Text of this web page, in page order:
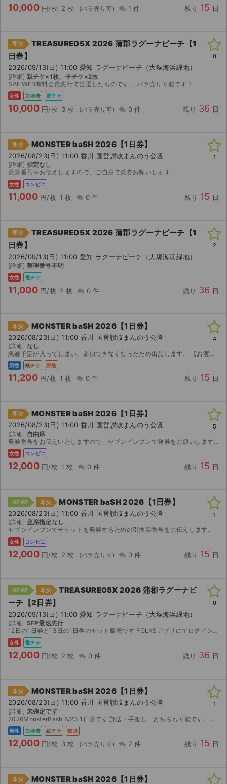
10,000 円/枚 2 枚 1 件 残り 15 日
即決
TREASURE05X 2026 蒲郡ラグーナビーチ【1
日券】
2026/09/13(日) 11:00 愛知 ラグーナビーチ（大塚海浜緑地）
[詳細] 親チケ×1枚、子チケ×2枚
SPF WEB有料会員先行で当選したものです。 バラ売り可能です！
女性 主催者 電チケ
10,000 円/枚 3 枚 0 件 残り 36 日
0
即決 MONSTER baSH 2026【1日券】
2026/08/23(日) 11:00 香川 国営讃岐まんのう公園
[詳細] 指定なし
発券番号をお伝えしますので、ご自身で発券お願いします
女性 コンビニ
11,000 円/枚 1 枚 0 件 残り 15 日
1
即決
TREASURE05X 2026 蒲郡ラグーナビーチ【1
日券】
2026/09/13(日) 11:00 愛知 ラグーナビーチ（大塚海浜緑地）
[詳細] 整理番号不明
女性 電チケ
11,000 円/枚 2 枚 0 件 残り 36 日
2
即決 MONSTER baSH 2026【1日券】
2026/08/23(日) 11:00 香川 国営讃岐まんのう公園
[詳細] なし
急遽予定が入ってしまい、参加できなくなったため出品します。 【お渡し方法】 紙チケットのため、ご入金確認後に郵送にて発送いたします。 【注意事項】 ・公演中止の場合のみ、手数料を...
男性 紙チケ 郵送
11,200 円/枚 1 枚 0 件 残り 15 日
4
即決 MONSTER baSH 2026【1日券】
2026/08/23(日) 11:00 香川 国営讃岐まんのう公園
[詳細] 自由席
発券番号をお伝えいたしますので、セブンイレブンで発券をお願いします。
女性 コンビニ
12,000 円/枚 1 枚 0 件 残り 15 日
5
NEW! 即決 MONSTER baSH 2026【1日券】
2026/08/23(日) 11:00 香川 国営讃岐まんのう公園
[詳細] 座席指定なし
セブンイレブンでチケットを発券するための引換票番号をお伝えします。
女性 コンビニ
12,000 円/枚 2 枚 0 件 残り 15 日
1
NEW! 即決
TREASURE05X 2026 蒲郡ラグーナビ
ーチ【2日券】
2026/09/13(日) 11:00 愛知 ラグーナビーチ（大塚海浜緑地）
[詳細] SFP最速先行
12日の1日券と13日の1日券のセット販売です FOLKSアプリにてログインをお願いします 事前に顔写真登録が必要です。 時間に余裕を持って申請をお願いします 分配開始8/28〜
女性 電チケ
12,000 円/枚 2 枚 0 件 残り 36 日
0
即決 MONSTER baSH 2026【1日券】
2026/08/23(日) 11:00 香川 国営讃岐まんのう公園
[詳細] 未確定です
2026MonsterBash 8/23 1日券です 郵送・手渡し どちらも可能です。 手渡しの場合、当日朝に高松駅or瓦町駅での受け渡しとなります。
男性 主催者 紙チケ 郵送
12,000 円/枚 3 枚 2 件 残り 15 日
1
即決 MONSTER baSH 2026【1日券】